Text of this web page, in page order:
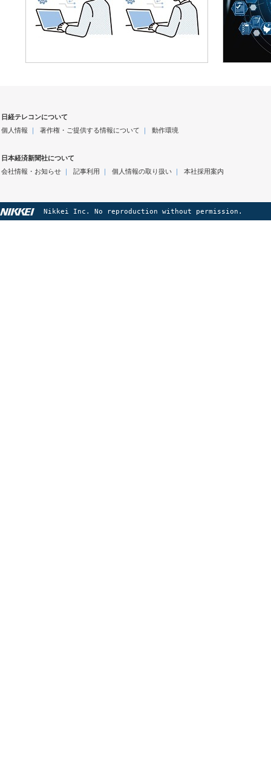
日経テレコンについて
個人情報 ｜ 著作権・ご提供する情報について ｜ 動作環境
日本経済新聞社について
会社情報・お知らせ｜ 記事利用 ｜ 個人情報の取り扱い｜ 本社採用案内
Nikkei Inc. No reproduction without permission.